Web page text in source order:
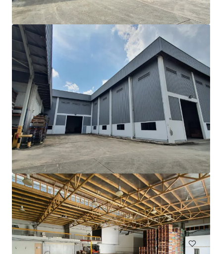
11 Wan Lee Road
11 Wan Lee Road, Singapore, 627943, SG
￥1,358,153,000 | 3,901 ㎡
インダストリアル＆ロジスティクス